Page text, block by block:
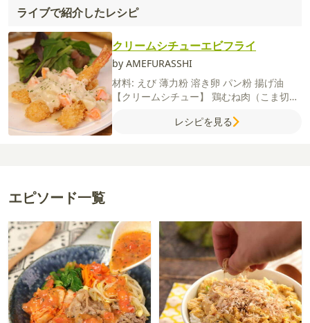
ライブで紹介したレシピ
クリームシチューエビフライ
by AMEFURASSHI
材料: えび 薄力粉 溶き卵 パン粉 揚げ油
【クリームシチュー】 鶏むね肉（こま切れ)
チュールウ(パウダータイプ)牛乳
レシピを見る
エピソード一覧